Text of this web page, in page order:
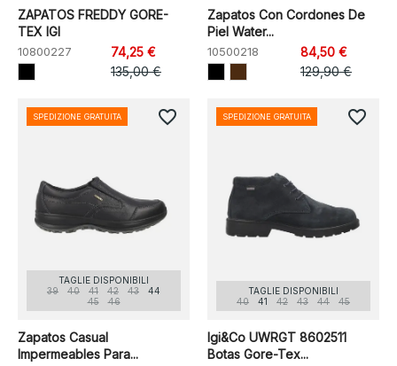
ZAPATOS FREDDY GORE-
TEX IGI
10800227
74,25 €
135,00 €
Zapatos Con Cordones De
Piel Water...
10500218
84,50 €
129,90 €
TAGLIE DISPONIBILI
39
40 41 42 43
44
45
46
Zapatos Casual
Impermeables Para...
SPEDIZIONE GRATUITA favorite_border
TAGLIE DISPONIBILI
40
41 42 43 44 45
Igi&Co UWRGT 8602511
Botas Gore-Tex...
SPEDIZIONE GRATUITA favorite_border